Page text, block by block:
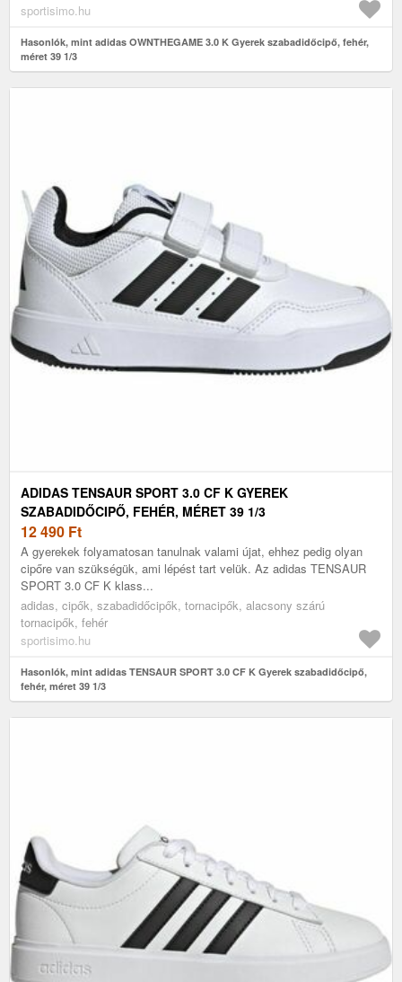
sportisimo.hu
Hasonlók, mint adidas OWNTHEGAME 3.0 K Gyerek szabadidőcipő, fehér,
méret 39 1/3
ADIDAS TENSAUR SPORT 3.0 CF K GYEREK
SZABADIDŐCIPŐ, FEHÉR, MÉRET 39 1/3
12 490 Ft
A gyerekek folyamatosan tanulnak valami újat, ehhez pedig olyan
cipőre van szükségük, ami lépést tart velük. Az adidas TENSAUR
SPORT 3.0 CF K klass...
adidas, cipők, szabadidőcipők, tornacipők, alacsony szárú
tornacipők, fehér
sportisimo.hu
Hasonlók, mint adidas TENSAUR SPORT 3.0 CF K Gyerek szabadidőcipő,
fehér, méret 39 1/3